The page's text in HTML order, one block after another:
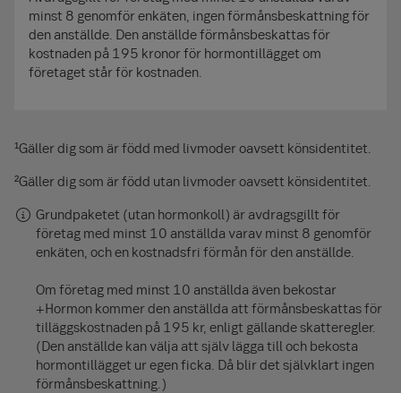
minst 8 genomför enkäten, ingen förmånsbeskattning för
den anställde. Den anställde förmånsbeskattas för
kostnaden på 195 kronor för hormontillägget om
företaget står för kostnaden.
¹Gäller dig som är född med livmoder oavsett könsidentitet.
²Gäller dig som är född utan livmoder oavsett könsidentitet.
Grundpaketet (utan hormonkoll) är avdragsgillt för
företag med minst 10 anställda varav minst 8 genomför
enkäten, och en kostnadsfri förmån för den anställde.
Om företag med minst 10 anställda även bekostar
+Hormon kommer den anställda att förmånsbeskattas för
tilläggskostnaden på 195 kr, enligt gällande skatteregler.
(Den anställde kan välja att själv lägga till och bekosta
hormontillägget ur egen ficka. Då blir det självklart ingen
förmånsbeskattning.)